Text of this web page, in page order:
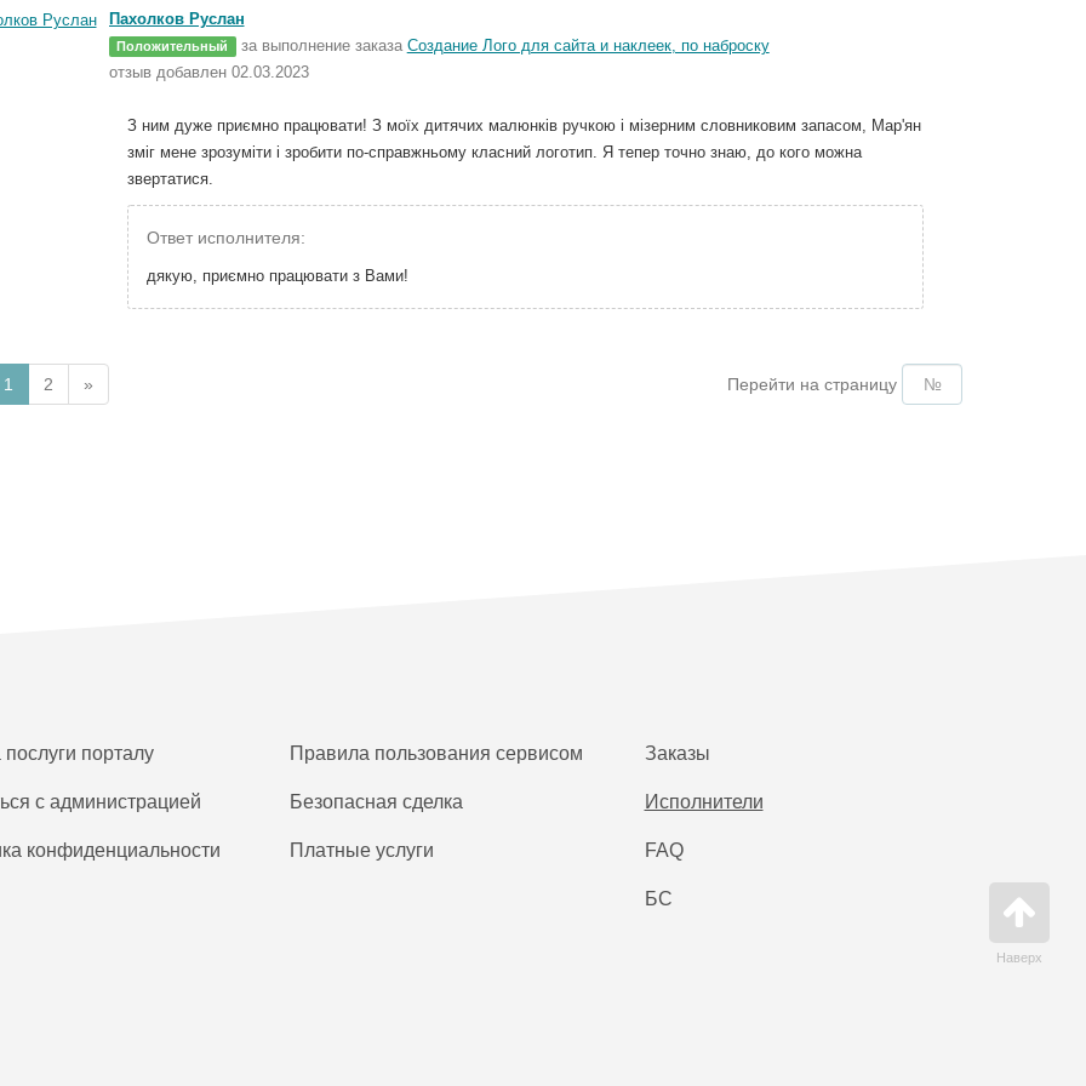
Пахолков Руслан
Положительный за выполнение заказа Создание Лого для сайта и наклеек, по наброску
отзыв добавлен 02.03.2023
З ним дуже приємно працювати! З моїх дитячих малюнків ручкою і мізерним словниковим запасом, Мар'ян
зміг мене зрозуміти і зробити по-справжньому класний логотип. Я тепер точно знаю, до кого можна
звертатися.
Ответ исполнителя:
дякую, приємно працювати з Вами!
1 2 » Перейти на страницу
Наверх
послуги порталу
с администрацией
конфиденциальности
Правила пользования сервисом
Безопасная сделка
Платные услуги
Заказы
Исполнители
FAQ
БС